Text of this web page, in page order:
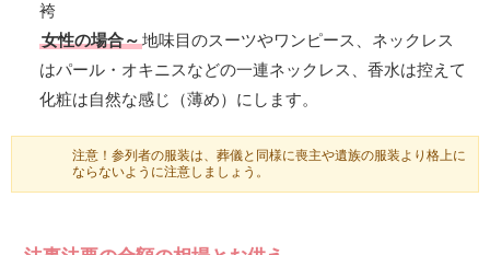
袴
女性の場合～地味目のスーツやワンピース、ネックレス
はパール・オキニスなどの一連ネックレス、香水は控えて
化粧は自然な感じ（薄め）にします。
注意！参列者の服装は、葬儀と同様に喪主や遺族の服装より格上に
ならないように注意しましょう。